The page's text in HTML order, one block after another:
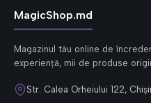
MagicShop.md
Magazinul tău online de
experiență, mii de produse
Str. Calea Orheiului 122,